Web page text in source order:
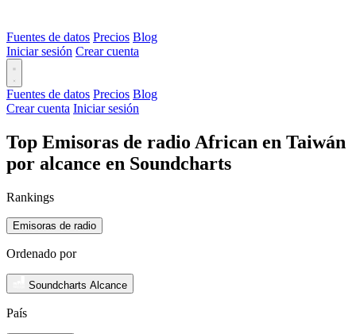
Fuentes de datos Precios Blog
Iniciar sesión Crear cuenta
Fuentes de datos Precios Blog
Crear cuenta Iniciar sesión
Top Emisoras de radio African en Taiwán
por alcance en Soundcharts
Rankings
Emisoras de radio
Ordenado por
Soundcharts Alcance
País